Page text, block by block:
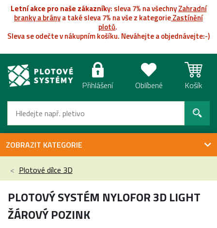
Letní akce pro naše zákazníky: sleva 7% na všechnyZahradní
branky a bránya také sleva 7% na vše z kategorieZastínění
plotů.
Sleva se odečte v nákupním košíku. Neváhejte a objednávejte:-)
Přihlášení Oblíbené Košík
ZOBRAZIT KATEGORIE
Plotové dílce 3D
PLOTOVÝ SYSTÉM NYLOFOR 3D LIGHT
ŽÁROVÝ POZINK